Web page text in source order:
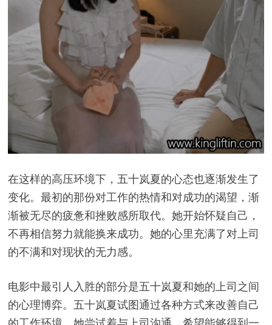
在这样的高压环境下，五十岚夏的心态也逐渐发生了
变化。最初的那份对工作的热情和对成功的渴望，渐
渐被无尽的疲惫和挫败感所取代。她开始怀疑自己，
不再相信努力就能换来成功。她的心里充满了对上司
的不满和对现状的无力感。
电影中最引人入胜的部分是五十岚夏和她的上司之间
的心理博弈。五十岚夏试图通过各种方式来改善自己